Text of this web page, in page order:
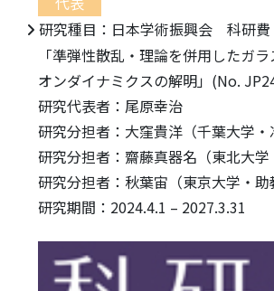
研究種目：日本学術振興会 科研
「準弾性散乱・理論を併用したガ
オンダイナミクスの解明」(No.
研究代表者：尾原幸治
研究分担者：大窪貴洋（千葉大学・
研究分担者：齋藤真器名（東北大学
研究分担者：秋葉宙（東京大学・助
研究期間：2024.4.1 – 2027.3.31